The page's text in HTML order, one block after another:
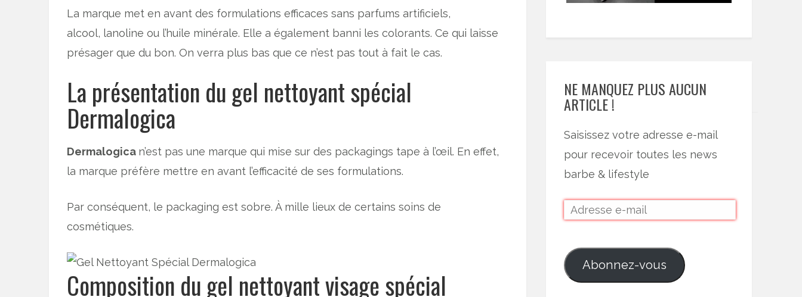
La marque met en avant des formulations efficaces sans parfums artificiels,
alcool, lanoline ou l’huile minérale. Elle a également banni les colorants. Ce qui laisse
présager que du bon. On verra plus bas que ce n’est pas tout à fait le cas.
La présentation du gel nettoyant spécial
Dermalogica
Dermalogica n’est pas une marque qui mise sur des packagings tape à l’œil. En effet,
la marque préfère mettre en avant l’efficacité de ses formulations.
Par conséquent, le packaging est sobre. À mille lieux de certains soins de
cosmétiques.
Composition du gel nettoyant visage spécial
NE MANQUEZ PLUS AUCUN
ARTICLE !
Saisissez votre adresse e-mail
pour recevoir toutes les news
barbe & lifestyle
Abonnez-vous